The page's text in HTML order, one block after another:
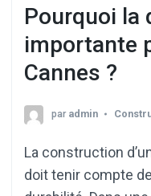
Pourquoi la
importante
Cannes ?
par admin
La construction
doit tenir compte